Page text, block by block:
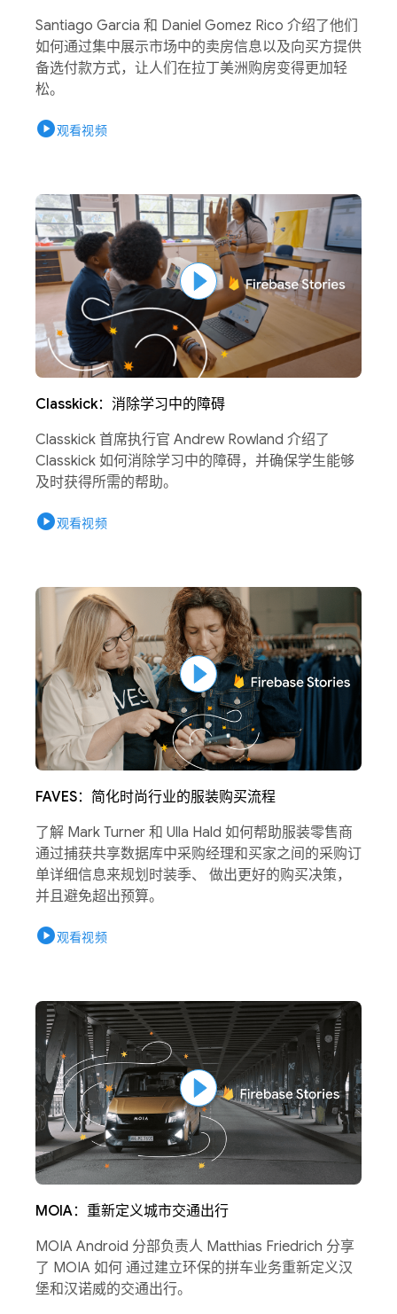
Santiago Garcia 和 Daniel Gomez Rico 介绍了他们
如何通过集中展示市场中的卖房信息以及向买方提供
备选付款方式，让人们在拉丁美洲购房变得更加轻
松。
play_circle观看视频
Classkick：消除学习中的障碍
Classkick 首席执行官 Andrew Rowland 介绍了
Classkick 如何消除学习中的障碍，并确保学生能够
及时获得所需的帮助。
play_circle观看视频
FAVES：简化时尚行业的服装购买流程
了解 Mark Turner 和 Ulla Hald 如何帮助服装零售商
通过捕获共享数据库中采购经理和买家之间的采购订
单详细信息来规划时装季、 做出更好的购买决策，
并且避免超出预算。
play_circle观看视频
MOIA：重新定义城市交通出行
MOIA Android 分部负责人 Matthias Friedrich 分享
了 MOIA 如何 通过建立环保的拼车业务重新定义汉
堡和汉诺威的交通出行。